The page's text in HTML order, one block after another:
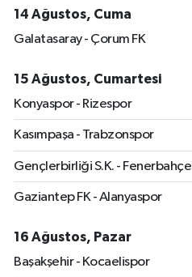
14 Ağustos, Cuma
Galatasaray - Çorum FK
15 Ağustos, Cumartesi
Konyaspor - Rizespor
Kasımpaşa - Trabzonspor
Gençlerbirliği S.K. - Fenerbahçe
Gaziantep FK - Alanyaspor
16 Ağustos, Pazar
Başakşehir - Kocaelispor